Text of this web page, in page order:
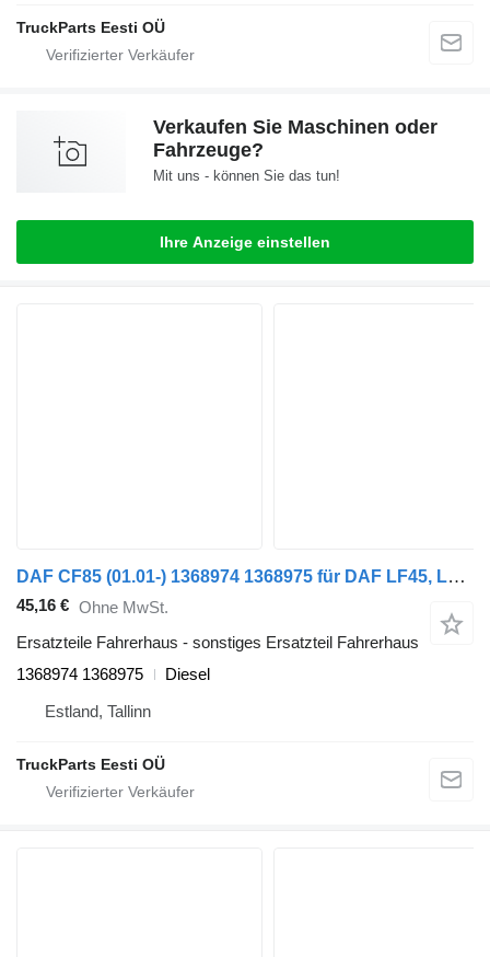
TruckParts Eesti OÜ
Verkaufen Sie Maschinen oder
Fahrzeuge?
Mit uns - können Sie das tun!
Ihre Anzeige einstellen
DAF CF85 (01.01-) 1368974 1368975 für DAF LF45, LF55, LF180, CF65, CF75, CF85 (2001-) Sattelzugmaschine
45,16 € Ohne MwSt.
Ersatzteile Fahrerhaus - sonstiges Ersatzteil Fahrerhaus
1368974 1368975
Diesel
Estland, Tallinn
TruckParts Eesti OÜ